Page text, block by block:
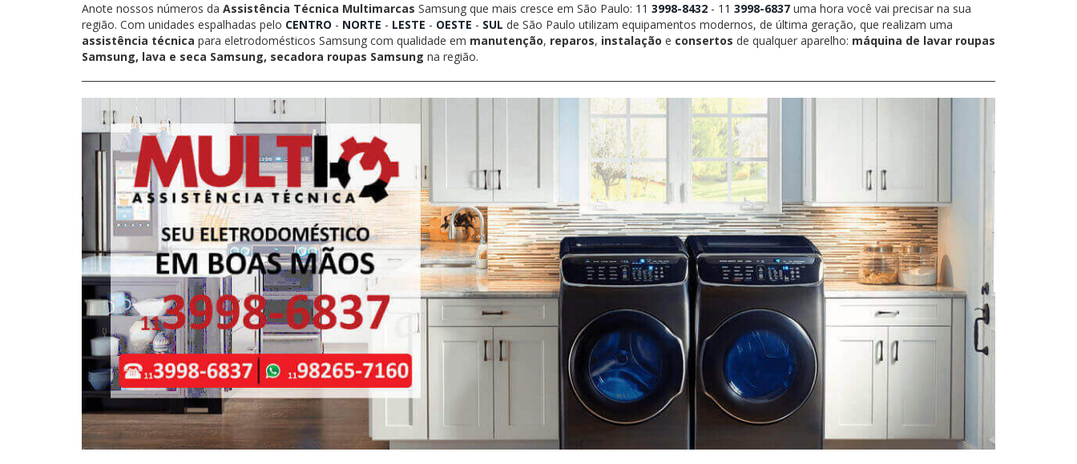
Anote nossos números da Assistência Técnica Multimarcas Samsung que mais cresce em São Paulo: 11 3998-8432 - 11 3998-6837 uma hora você vai precisar na sua
região. Com unidades espalhadas pelo CENTRO - NORTE - LESTE - OESTE - SUL de São Paulo utilizam equipamentos modernos, de última geração, que realizam uma
assistência técnica para eletrodomésticos Samsung com qualidade em manutenção, reparos, instalação e consertos de qualquer aparelho: máquina de lavar roupas
Samsung, lava e seca Samsung, secadora roupas Samsung na região.